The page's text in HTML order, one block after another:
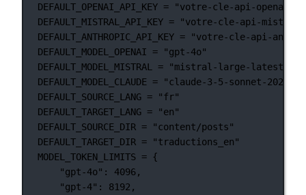
DEFAULT_OPENAI_API_KEY =
"votre-cle-api-openai-
DEFAULT_MISTRAL_API_KEY =
"votre-cle-api-mistral-
DEFAULT_ANTHROPIC_API_KEY =
"votre-cle-api-
DEFAULT_MODEL_OPENAI =
"gpt-4o"
DEFAULT_MODEL_MISTRAL
=
"mistral-large-latest"
DEFAULT_MODEL_CLAUDE =
"claude-3-5-sonnet-
DEFAULT_SOURCE_LANG =
"fr"
DEFAULT_TARGET_LANG =
"en"
DEFAULT_SOURCE_DIR =
"content/posts"
DEFAULT_TARGET_DIR =
"traductions_en"
MODEL_TOKEN_LIMITS = {
"gpt-4o" : 4096,
"gpt-4" : 8192 ,